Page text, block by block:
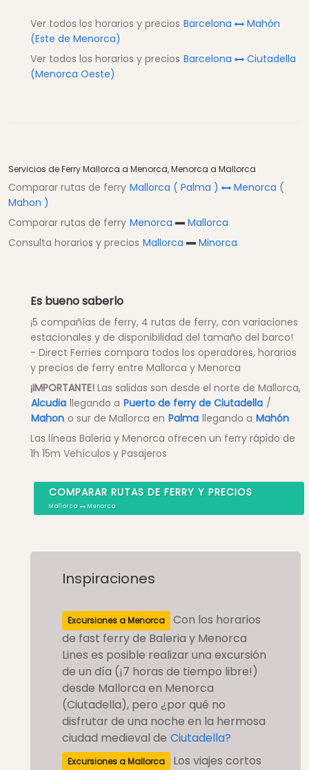
Ver todos los horarios y precios Barcelona
Mahón
(Este de Menorca)
Ver todos los horarios y precios Barcelona
Ciutadella
(Menorca Oeste)
Servicios de Ferry Mallorca a Menorca, Menorca a Mallorca
Comparar rutas de ferry Mallorca ( Palma )
Menorca (
Mahon )
Comparar rutas de ferry Menorca
Mallorca
Consulta horarios y precios Mallorca Minorca
Es bueno saberlo
¡5 compañías de ferry, 4 rutas de ferry, con variaciones
estacionales y de disponibilidad del tamaño del barco!
- Direct Ferries compara todos los operadores, horarios
y precios de ferry entre Mallorca y Menorca
¡IMPORTANTE! Las salidas son desde el norte de Mallorca,
Alcudia llegando a Puerto de ferry de Ciutadella /
Mahon o sur de Mallorca en Palma llegando a Mahón
Las líneas Baleria y Menorca ofrecen un ferry rápido de
1h 15m Vehículos y Pasajeros
COMPARAR RUTAS DE FERRY Y PRECIOS
Mallorca Menorca
Inspiraciones
Excursiones a Menorca
Con los horarios
de fast ferry de Baleria y Menorca
Lines es posible realizar una excursión
de un día (¡7 horas de tiempo libre!)
desde Mallorca en Menorca
(Ciutadella), pero ¿por qué no
disfrutar de una noche en la hermosa
ciudad medieval de Ciutadella?
Excursiones a Mallorca
Los viajes cortos